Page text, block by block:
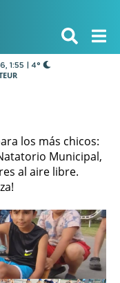
1:55 | 4°
los más chicos:
Municipal,
al aire libre.